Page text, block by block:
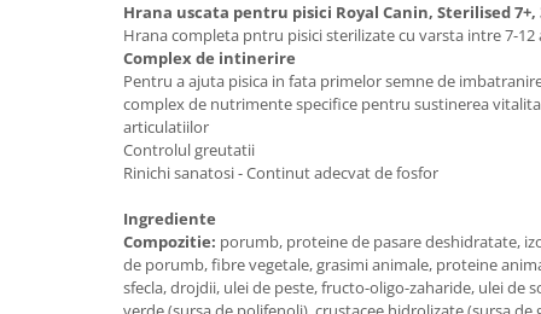
Hrana uscata pentru pisici Royal Canin, Sterilised 7+,
Hrana completa pntru pisici sterilizate cu varsta intre 7-12
Complex de intinerire
Pentru a ajuta pisica in fata primelor semne de
complex de nutrimente specifice pentru sustinerea
articulatiilor
Controlul greutatii
Rinichi sanatosi - Continut adecvat de fosfor
Ingrediente
Compozitie: porumb, proteine de pasare deshidratate,
de porumb, fibre vegetale, grasimi animale, proteine
sfecla, drojdii, ulei de peste, fructo-oligo-zaharide, ulei de